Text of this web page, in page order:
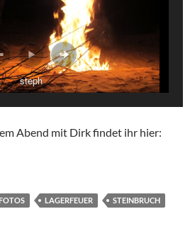
steph
Abend mit Dirk findet ihr hier:
LAGERFEUER
STEINBRUCH